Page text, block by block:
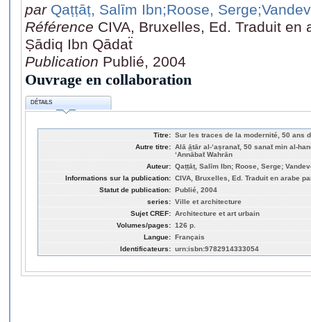
par Qaṭṭāṭ, Salīm Ibn;Roose, Serge
Référence CIVA, Bruxelles, Ed. Traduit
Ṣādiq Ibn Qādaẗ
Publication Publié, 2004
Ouvrage en collaboration
DÉTAILS
Titre: Sur les traces de la modernité, 50 ans
Autre titre: Alā ā̲tār al-ʻaṣranaẗ, 50 sanaẗ min al-
ʻAnnābaẗ Wahrān
Auteur: Qaṭṭāṭ, Salīm Ibn; Roose, Serge;
Informations sur la publication: CIVA, Bruxelles, Ed. Traduit en arabe
Statut de publication: Publié, 2004
series: Ville et architecture
Sujet CREF: Architecture et art urbain
Volumes/pages: 126 p.
Langue: Français
Identificateurs: urn:isbn:9782914333054